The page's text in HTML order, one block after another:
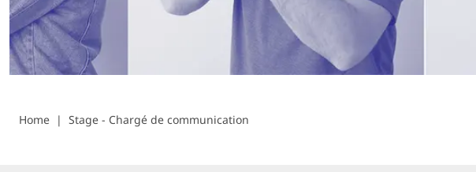
Home Stage - Chargé de communication